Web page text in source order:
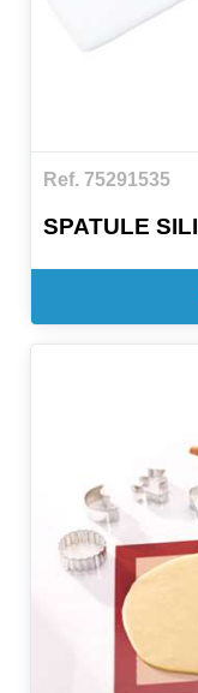
Ref. 75291535
SPATULE